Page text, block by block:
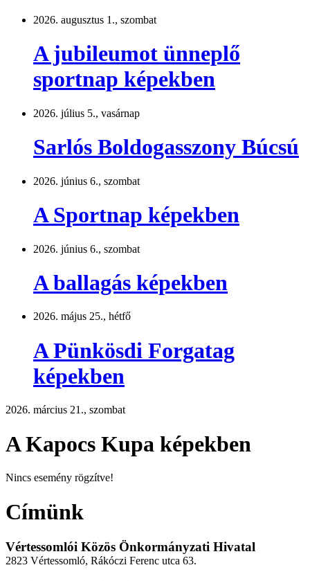
2026. augusztus 1., szombat
A jubileumot ünneplő
sportnap képekben
2026. július 5., vasárnap
Sarlós Boldogasszony Búcsú
2026. június 6., szombat
A Sportnap képekben
2026. június 6., szombat
A ballagás képekben
2026. május 25., hétfő
A Pünkösdi Forgatag
képekben
2026. március 21., szombat
A Kapocs Kupa képekben
Nincs esemény rögzítve!
Címünk
Vértessomlói Közös Önkormányzati Hivatal
2823 Vértessomló, Rákóczi Ferenc utca 63.